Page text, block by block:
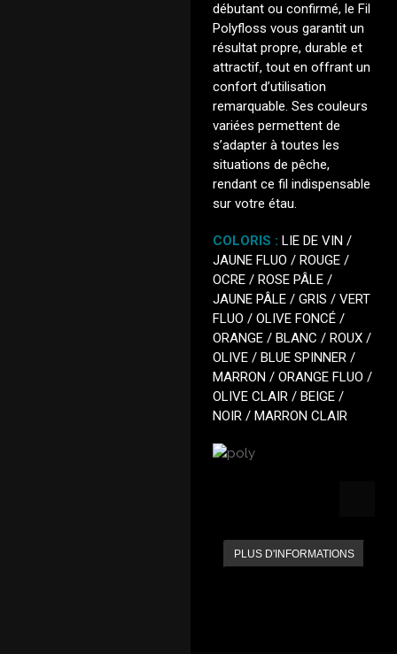
débutant ou confirmé, le Fil
Polyfloss vous garantit un
résultat propre, durable et
attractif, tout en offrant un
confort d’utilisation
remarquable. Ses couleurs
variées permettent de
s’adapter à toutes les
situations de pêche,
rendant ce fil indispensable
sur votre étau.
COLORIS : LIE DE VIN /
JAUNE FLUO / ROUGE /
OCRE / ROSE PÂLE /
JAUNE PÂLE / GRIS / VERT
FLUO / OLIVE FONCÉ /
ORANGE / BLANC / ROUX /
OLIVE / BLUE SPINNER /
MARRON / ORANGE FLUO /
OLIVE CLAIR / BEIGE /
NOIR / MARRON CLAIR
PLUS D'INFORMATIONS